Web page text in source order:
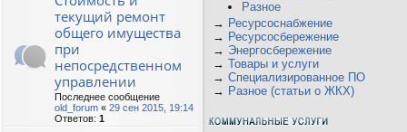
текущий ремонт
общего имущества
при
непосредственном
управлении
Последнее сообщение
old_forum « 29 сен 2015, 19:14
Ответов: 1
Разное
→ Ресурсоснабжение
→ Ресурсосбережение
→ Энергосбережение
→ Товары и услуги
→ Специализированное ПО
→ Разное (статьи о ЖКХ)